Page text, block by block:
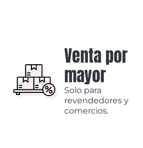
Venta por
mayor
Solo para
revendedores y
comercios.